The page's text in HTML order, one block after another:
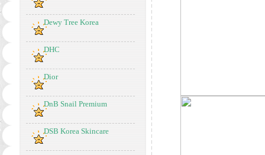
Dewy Tree Korea
DHC
Dior
DnB Snail Premium
DSB Korea Skincare